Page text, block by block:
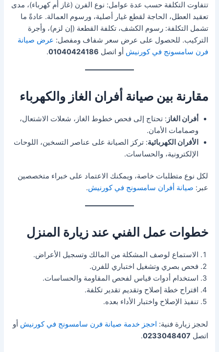
تتفاوت التكلفة حسب عدة عوامل: نوع الفرن (غاز أم كهرباء)، مدى
تعقيد العطل، الحاجة لقطع غيار أصلية، ورسوم العمالة. عادةً ما
تشمل التكلفة: رسوم الكشف، تكلفة القطعة (إن لزم)، وأجرة
التركيب. للحصول على عرض سعر شفاف ومفصل: عرض صيانة
فرن سامسونج في كورنيش أو اتصل 01040424186
.
مقارنة بين صيانة أفران الغاز والكهرباء
أفران الغاز : تحتاج إلى فحص خطوط الغاز، شعلات الاشتعال،
وصمامات الأمان.
الأفران الكهربائية: تركز الصيانة على عناصر التسخين، اللوحات
الإلكترونية، والحساسات.
لكل نوع متطلبات خاصة، ويمكنك الاعتماد على خبراء متخصصين
عبر: صيانة أفران سامسونج في كورنيش.
خطوات عمل الفني عند زيارة المنزل
الاستماع لوصف المشكلة من المالك وتسجيل الأعراض.
فحص بصري وتشغيل اختباري للفرن.
استخدام أدوات قياس لفحص المقاومة والحساسات.
اقتراح خطة إصلاح وتقديم تقدير تكلفة.
تنفيذ الإصلاح واختبار الأداء بعده.
لحجز زيارة فنية: احجز خدمة صيانة فرن سامسونج في كورنيش أو
اتصل 0233048407
.